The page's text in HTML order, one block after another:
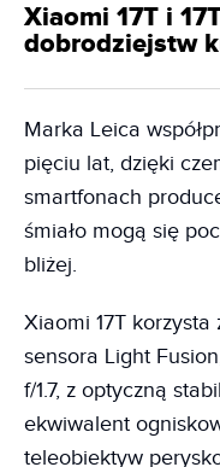
Xiaomi 17T i
dobrodziejstw
Marka Leica
pięciu lat, dzięki
smartfonach
śmiało mogą się
bliżej.
Xiaomi 17T
sensora Light
f/1.7, z optyczną
ekwiwalent
teleobiektyw